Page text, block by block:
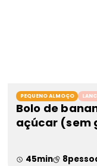
PEQUENO ALMOÇO
Bolo de
açúcar (sem
45min 8